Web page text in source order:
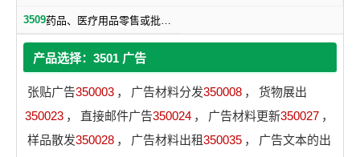
3509 药品、医疗用品零售或批发服务
产品选择：3501 广告
张贴广告350003 ， 广告材料分发350008 ，
货物展出
350023 ， 直接邮件广告350024 ， 广告材料更新350027 ，
样品散发350028 ， 广告材料出租350035 ，
广告文本的出